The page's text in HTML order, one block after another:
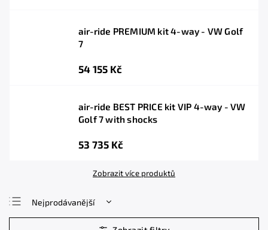
air-ride PREMIUM kit 4-way - VW Golf
7
54 155 Kč
air-ride BEST PRICE kit VIP 4-way - VW
Golf 7 with shocks
53 735 Kč
Zobrazit více produktů
Nejprodávanější
Nejlevnější